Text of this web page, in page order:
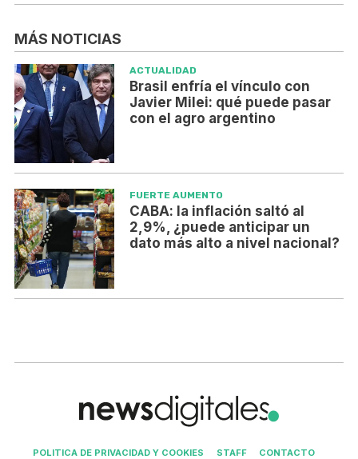
MÁS NOTICIAS
ACTUALIDAD
Brasil enfría el vínculo con
Javier Milei: qué puede pasar
con el agro argentino
FUERTE AUMENTO
CABA: la inflación saltó al
2,9%, ¿puede anticipar un
dato más alto a nivel nacional?
POLITICA DE PRIVACIDAD Y COOKIES STAFF CONTACTO